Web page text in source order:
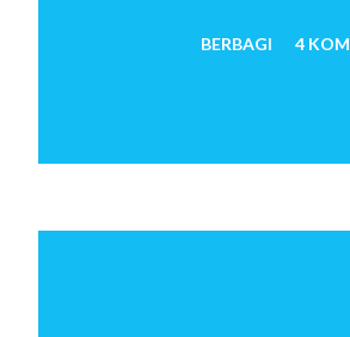
oleh-Nya,
BERBAGI 4